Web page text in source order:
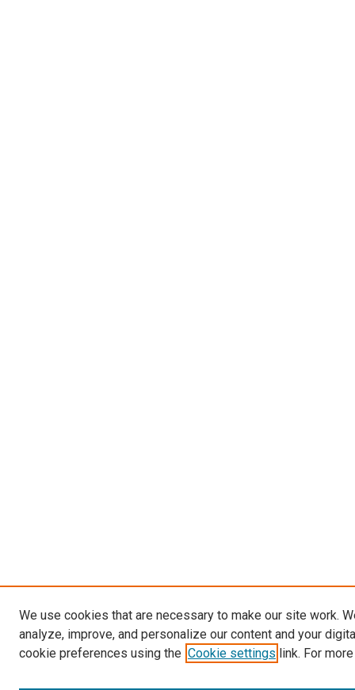
We use cookies that are necessary to make our site work.
analyze, improve, and personalize our content and your
cookie preferences using the Cookie settings link. For